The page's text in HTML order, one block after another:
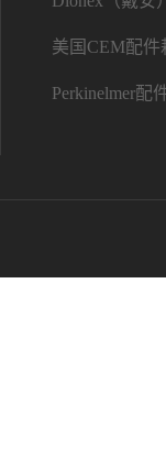
美国CEM配件
Perkinelmer配